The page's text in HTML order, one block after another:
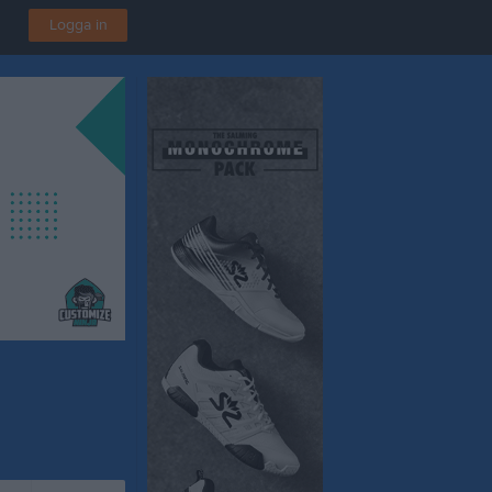
Logga in